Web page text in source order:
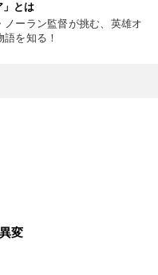
」とは
ノーラン監督が挑む、英雄オ
を知る！
変